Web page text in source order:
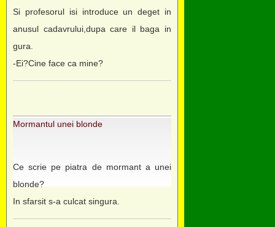
Si profesorul isi introduce un deget in
anusul cadavrului,dupa care il baga in
gura.
-Ei?Cine face ca mine?
Mormantul unei blonde
Ce scrie pe piatra de mormant a unei
blonde?
In sfarsit s-a culcat singura.